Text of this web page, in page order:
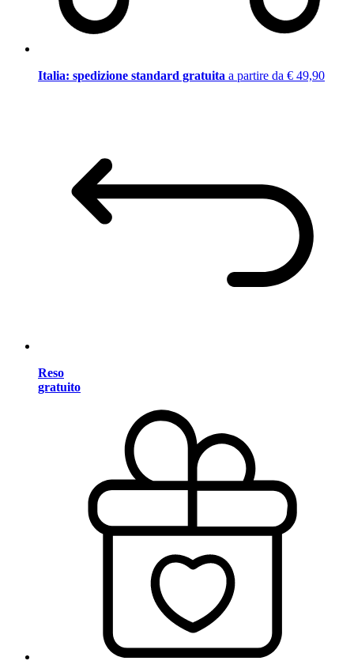
Italia: spedizione standard gratuita a partire da € 49,90
Reso
gratuito